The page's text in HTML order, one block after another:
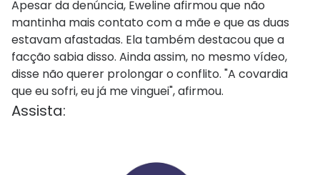
Apesar da denúncia, Eweline afirmou que não
mantinha mais contato com a mãe e que as duas
estavam afastadas. Ela também destacou que a
facção sabia disso. Ainda assim, no mesmo vídeo,
disse não querer prolongar o conflito. "A covardia
que eu sofri, eu já me vinguei", afirmou.
Assista: